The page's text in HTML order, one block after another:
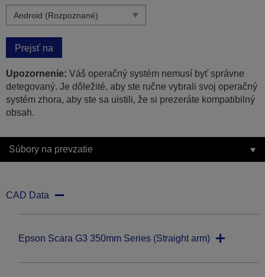
Prejsť na
Upozornenie: Váš operačný systém nemusí byť správne
detegovaný. Je dôležité, aby ste ručne vybrali svoj operačný
systém zhora, aby ste sa uistili, že si prezeráte kompatibilný
obsah.
Súbory na prevzatie
CAD Data
Epson Scara G3 350mm Series (Straight arm)